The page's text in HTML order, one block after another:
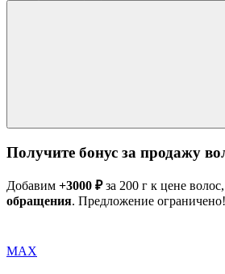
Получите бонус за продажу
Добавим +3000 ₽за 200 г к цене
обращения. Предложение ограничено!
MAX